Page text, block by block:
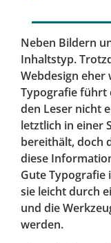
Neben Bildern
Inhaltstyp.
Webdesign eher
Typografie führt
den Leser nicht
letztlich in einer
bereithält, doch
diese
Gute Typografie
sie leicht durch
und die
werden.